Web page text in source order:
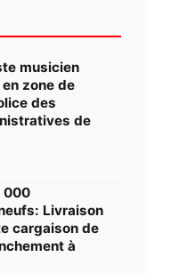
musicien
zone de
des
de
000
Livraison
cargaison de
à